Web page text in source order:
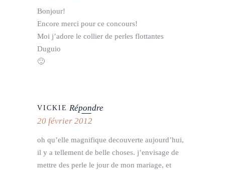
Bonjour!
Encore merci pour ce concours!
Moi j’adore le collier de perles flottantes
Duguio
🙂
VICKIE Répondre
20 février 2012
oh qu’elle magnifique decouverte aujourd’hui,
il y a tellement de belle choses. j’envisage de
mettre des perle le jour de mon mariage, et